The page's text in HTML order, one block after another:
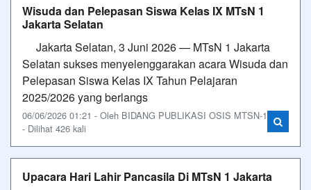
Wisuda dan Pelepasan Siswa Kelas IX MTsN 1
Jakarta Selatan
Jakarta Selatan, 3 Juni 2026 — MTsN 1 Jakarta
Selatan sukses menyelenggarakan acara Wisuda dan
Pelepasan Siswa Kelas IX Tahun Pelajaran
2025/2026 yang berlangs
06/06/2026 01:21 - Oleh BIDANG PUBLIKASI OSIS MTSN-1
- Dilihat 426 kali
Upacara Hari Lahir Pancasila Di MTsN 1 Jakarta